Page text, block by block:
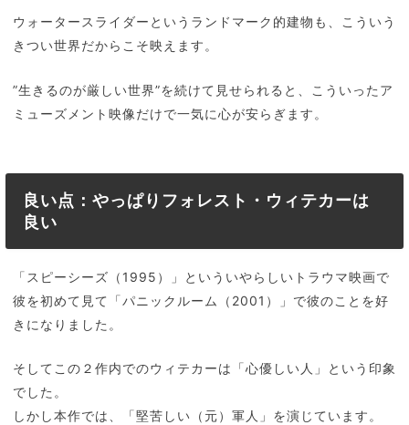
ウォータースライダーというランドマーク的建物も、こういう
きつい世界だからこそ映えます。
”生きるのが厳しい世界”を続けて見せられると、こういったア
ミューズメント映像だけで一気に心が安らぎます。
良い点：やっぱりフォレスト・ウィテカーは
良い
「スピーシーズ（1995）」といういやらしいトラウマ映画で
彼を初めて見て「パニックルーム（2001）」で彼のことを好
きになりました。
そしてこの２作内でのウィテカーは「心優しい人」という印象
でした。
しかし本作では、「堅苦しい（元）軍人」を演じています。